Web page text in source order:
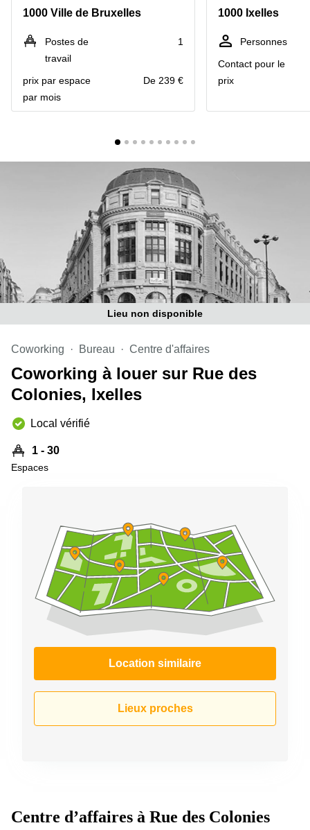
la
Neuve
Wavre
Centre
Anvers
Centre
d'affaires
Gand
Centre
Coworking
conférence
1000 Ville de Bruxelles
Postes de
travail
1
prix par espace
par mois
De 239 €
1000 Ixelles
Personnes
Contact pour le
prix
Lieu non disponible
Coworking Bureau Centre d'affaires
Coworking à louer sur Rue des
Colonies, Ixelles
Local vérifié
1 - 30
Espaces
Location similaire
Lieux proches
Centre d’affaires à Rue des Colonies